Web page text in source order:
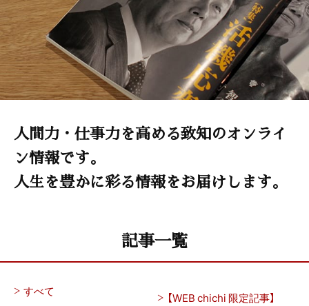
人間力・仕事力を高める致知のオンライ
ン情報です。
人生を豊かに彩る情報をお届けします。
記事一覧
すべて
【WEB chichi 限定記事】